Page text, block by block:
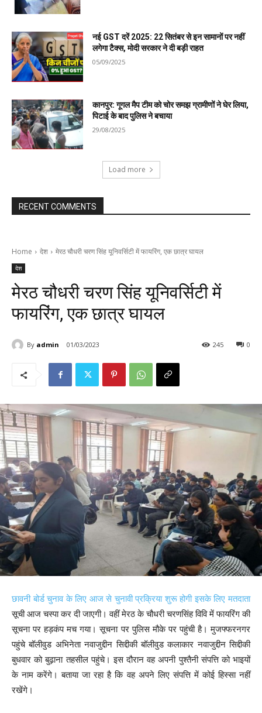
नई GST दरें 2025: 22 सितंबर से इन सामानों पर नहीं
लगेगा टैक्स, मोदी सरकार ने दी बड़ी राहत
05/09/2025
कानपुर: गूगल मैप टीम को चोर समझ ग्रामीणों ने घेर लिया,
पिटाई के बाद पुलिस ने बचाया
29/08/2025
Load more
RECENT COMMENTS